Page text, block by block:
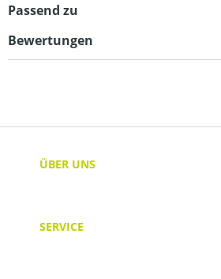
Passend zu
Bewertungen
ÜBER UNS
SERVICE